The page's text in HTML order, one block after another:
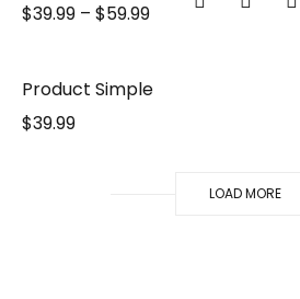
$39.99 – $59.99
Product Simple
$39.99
LOAD MORE